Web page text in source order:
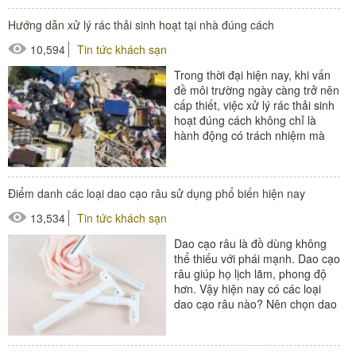
#thùng rác ngoài trời
#thùng rác trong phòng
Hướng dẫn xử lý rác thải sinh hoạt tại nhà đúng cách
10,594
Tin tức khách sạn
Trong thời đại hiện nay, khi vấn
đề môi trường ngày càng trở nên
cấp thiết, việc xử lý rác thải sinh
hoạt đúng cách không chỉ là
hành động có trách nhiệm mà
Điểm danh các loại dao cạo râu sử dụng phổ biến hiện nay
13,534
Tin tức khách sạn
Dao cạo râu là đồ dùng không
thể thiếu với phái mạnh. Dao cạo
râu giúp họ lịch lãm, phong độ
hơn. Vậy hiện nay có các loại
dao cạo râu nào? Nên chọn dao